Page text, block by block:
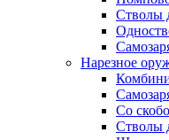
Стволы
Нарезное
Со
Стволы